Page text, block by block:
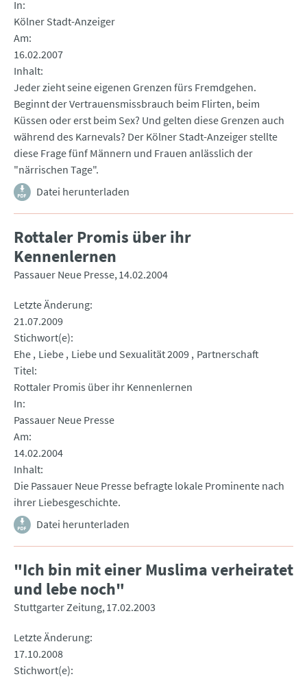
In
Kölner Stadt-Anzeiger
Am
16.02.2007
Inhalt
Jeder zieht seine eigenen Grenzen fürs Fremdgehen.
Beginnt der Vertrauensmissbrauch beim Flirten, beim
Küssen oder erst beim Sex? Und gelten diese Grenzen auch
während des Karnevals? Der Kölner Stadt-Anzeiger stellte
diese Frage fünf Männern und Frauen anlässlich der
"närrischen Tage".
Datei herunterladen
Rottaler Promis über ihr
Kennenlernen
Passauer Neue Presse 14.02.2004
Letzte Änderung
21.07.2009
Stichwort(e)
Ehe Liebe Liebe und Sexualität 2009 Partnerschaft
Titel
Rottaler Promis über ihr Kennenlernen
In
Passauer Neue Presse
Am
14.02.2004
Inhalt
Die Passauer Neue Presse befragte lokale Prominente nach
ihrer Liebesgeschichte.
Datei herunterladen
"Ich bin mit einer Muslima verheiratet
und lebe noch"
Stuttgarter Zeitung 17.02.2003
Letzte Änderung
17.10.2008
Stichwort(e)